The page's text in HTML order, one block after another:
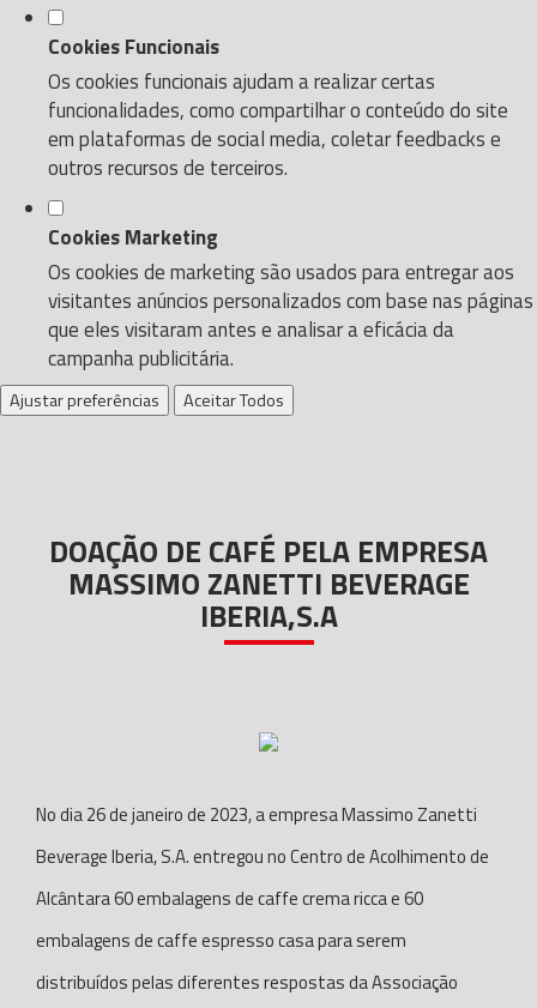
Cookies Funcionais
Os cookies funcionais ajudam a realizar certas
funcionalidades, como compartilhar o conteúdo do site
em plataformas de social media, coletar feedbacks e
outros recursos de terceiros.
Cookies Marketing
Os cookies de marketing são usados para entregar aos
visitantes anúncios personalizados com base nas páginas
que eles visitaram antes e analisar a eficácia da
campanha publicitária.
Ajustar preferências Aceitar Todos
DOAÇÃO DE CAFÉ PELA EMPRESA
MASSIMO ZANETTI BEVERAGE
IBERIA,S.A
No dia 26 de janeiro de 2023, a empresa Massimo Zanetti
Beverage Iberia, S.A. entregou no Centro de Acolhimento de
Alcântara 60 embalagens de caffe crema ricca e 60
embalagens de caffe espresso casa para serem
distribuídos pelas diferentes respostas da Associação